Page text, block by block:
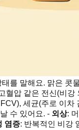
를 말해요. 맑은
혈압 같은 전신(비
세균(주로 이
수 있어요. - 외상:
염증: 반복적인 비강